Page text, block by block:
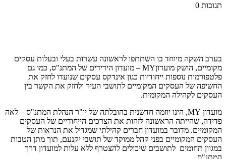
תגובות 0
בערב השקה מיוחד בו השתתפו לראשונה עשרות בעלי ובעלות עסקים
מקומיים, הושק מועדוןMY – מועדון הידידים של המתנ"ס, כמו גם
פלטפורמות נוספות ייחודיות כגון אינדקס עסקים שנועדו לחזק את
החשיפה של העסקים המקומיים לתושבי העיר ולחזק את הקשר בין
העסקים לקהילה המקומית.
מועדון MY, הינו יוזמה חדשנית בהובלתה של יו"ר הנהלת המתנ"ס – לאה
פדידה, שהייתה הראשונה לזהות את הצרכים הייחודיים של העסקים
המקומיים. מדובר במועדון חברים קהילתי שמגדיל את הנראות של
העסקים המקומיים בפני קהל ממוקד של תושבי יקנעם, תוך מתן הטבות
במגוון תחומים לתושבים שיכולים להצטרף ללא עלות למועדון דרך
המתנ"ס.